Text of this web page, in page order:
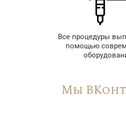
Все процедуры
помощью
Мы